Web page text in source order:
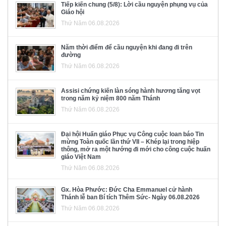
Tiếp kiến chung (5/8): Lời cầu nguyện phụng vụ của
Giáo hội
Thứ Năm 06.08.2026
Năm thời điểm để cầu nguyện khi đang đi trên
đường
Thứ Năm 06.08.2026
Assisi chứng kiến làn sóng hành hương tăng vọt
trong năm kỷ niệm 800 năm Thánh
Thứ Năm 06.08.2026
Đại hội Huấn giáo Phục vụ Công cuộc loan báo Tin
mừng Toàn quốc lần thứ VII – Khép lại trong hiệp
thông, mở ra một hướng đi mới cho công cuộc huấn
giáo Việt Nam
Thứ Năm 06.08.2026
Gx. Hòa Phước: Đức Cha Emmanuel cử hành
Thánh lễ ban Bí tích Thêm Sức- Ngày 06.08.2026
Thứ Năm 06.08.2026